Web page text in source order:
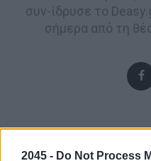
2045 - Do Not Process
συν-ίδρυσε το
σήμερα από τη
Post